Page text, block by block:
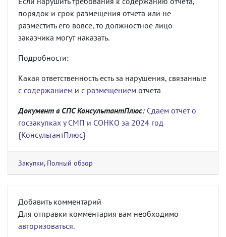
порядок и срок размещения отчета или не
разместить его вовсе, то должностное лицо
заказчика могут наказать.
Подробности:
Какая ответственность есть за нарушения, связанные
с содержанием и с размещением отчета
Документ в СПС КонсультантПлюс: Сдаем отчет о
госзакупках у СМП и СОНКО за 2024 год
{КонсультантПлюс}
Закупки, Полный обзор
Добавить комментарий
Для отправки комментария вам необходимо
авторизоваться.